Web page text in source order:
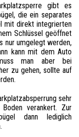
gibt es
die ein separates
mit direkt integrierten
Schlüssel geöffnet
nur umgelegt werden,
kann mit dem Auto
man aber bei
zu gehen, sollte auf
sehr
verankert. Zur
dann lediglich